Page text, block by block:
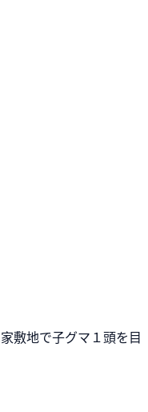
敷地で子グマ１頭を目